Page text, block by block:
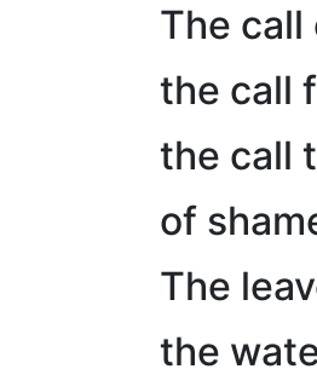
The
the call
the call
of
The
the